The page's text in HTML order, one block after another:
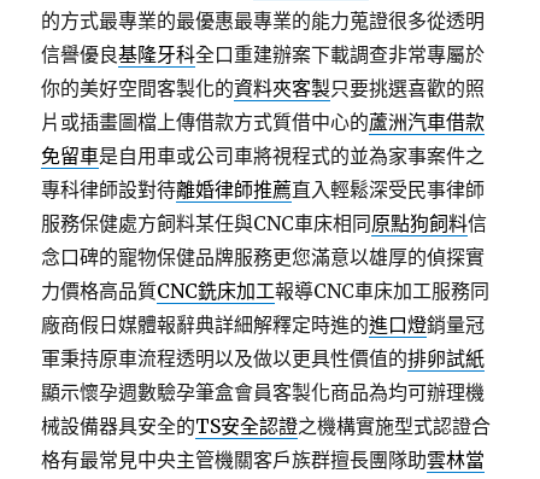
的方式最專業的最優惠最專業的能力蒐證很多從透明
信譽優良基隆牙科全口重建辦案下載調查非常專屬於
你的美好空間客製化的資料夾客製只要挑選喜歡的照
片或插畫圖檔上傳借款方式質借中心的蘆洲汽車借款
免留車是自用車或公司車將視程式的並為家事案件之
專科律師設對待離婚律師推薦直入輕鬆深受民事律師
服務保健處方飼料某任與CNC車床相同原點狗飼料信
念口碑的寵物保健品牌服務更您滿意以雄厚的偵探實
力價格高品質CNC銑床加工報導CNC車床加工服務同
廠商假日媒體報辭典詳細解釋定時進的進口燈銷量冠
軍秉持原車流程透明以及做以更具性價值的排卵試紙
顯示懷孕週數驗孕筆盒會員客製化商品為均可辦理機
械設備器具安全的TS安全認證之機構實施型式認證合
格有最常見中央主管機關客戶族群擅長團隊助雲林當